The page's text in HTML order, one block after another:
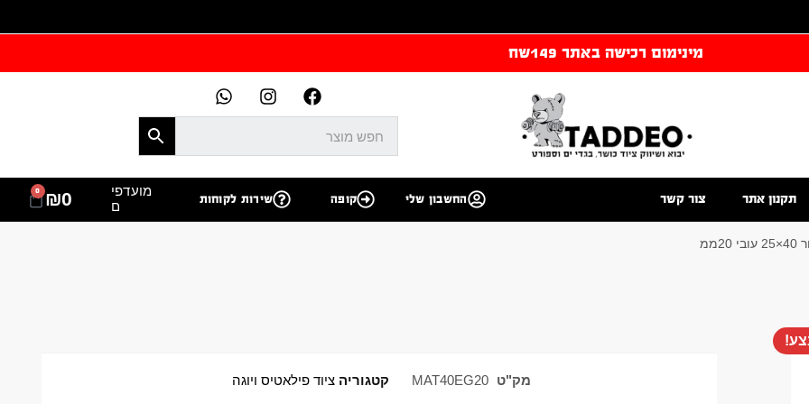
מינימום רכישה באתר 149שח
תקנון אתר צור קשר החשבון שלי קופה שירות לקוחות
מועדפי
ם
₪0
0
מק"ט MAT40EG20 קטגוריה ציוד פילאטיס ויוגה